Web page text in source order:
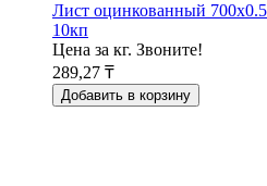
Лист оцинкованный
10кп
Цена за кг. Звоните!
289,27 ₸
Добавить в корзину